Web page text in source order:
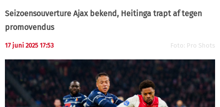
Seizoensouverture Ajax bekend, Heitinga trapt af tegen
promovendus
17 juni 2025 17:53 Foto: Pro Shots